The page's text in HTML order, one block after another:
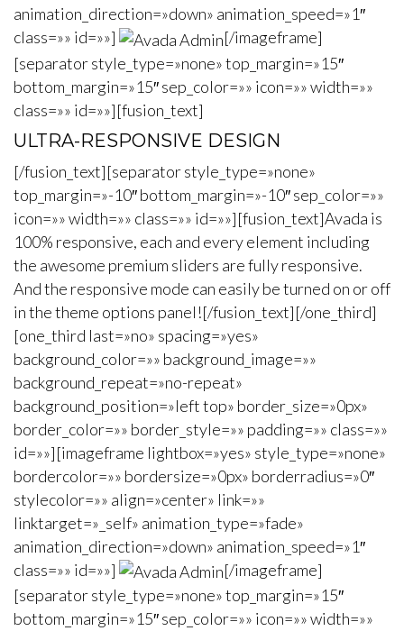
animation_direction=»down» animation_speed=»1″
class=»» id=»»]
[/imageframe]
[separator style_type=»none» top_margin=»15″
bottom_margin=»15″ sep_color=»» icon=»» width=»»
class=»» id=»»][fusion_text]
ULTRA-RESPONSIVE DESIGN
[/fusion_text][separator style_type=»none»
top_margin=»-10″ bottom_margin=»-10″ sep_color=»»
icon=»» width=»» class=»» id=»»][fusion_text]Avada is
100% responsive, each and every element including
the awesome premium sliders are fully responsive.
And the responsive mode can easily be turned on or off
in the theme options panel![/fusion_text][/one_third]
[one_third last=»no» spacing=»yes»
background_color=»» background_image=»»
background_repeat=»no-repeat»
background_position=»left top» border_size=»0px»
border_color=»» border_style=»» padding=»» class=»»
id=»»][imageframe lightbox=»yes» style_type=»none»
bordercolor=»» bordersize=»0px» borderradius=»0″
stylecolor=»» align=»center» link=»»
linktarget=»_self» animation_type=»fade»
animation_direction=»down» animation_speed=»1″
class=»» id=»»]
[/imageframe]
[separator style_type=»none» top_margin=»15″
bottom_margin=»15″ sep_color=»» icon=»» width=»»